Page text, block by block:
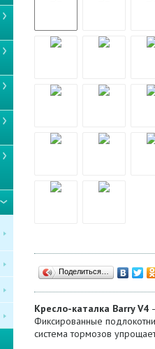
Поделиться…
Кресло-каталка Barry V4
Фиксированные
система тормозов